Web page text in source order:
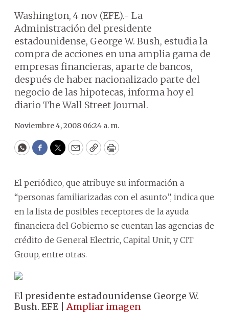
Washington, 4 nov (EFE).- La
Administración del presidente
estadounidense, George W. Bush, estudia la
compra de acciones en una amplia gama de
empresas financieras, aparte de bancos,
después de haber nacionalizado parte del
negocio de las hipotecas, informa hoy el
diario The Wall Street Journal.
Noviembre 4, 2008 06:24 a. m.
WhatsApp
Facebook
Twitter
EmailCopyPrint
El periódico, que atribuye su información a
“personas familiarizadas con el asunto”, indica que
en la lista de posibles receptores de la ayuda
financiera del Gobierno se cuentan las agencias de
crédito de General Electric, Capital Unit, y CIT
Group, entre otras.
El presidente estadounidense George W.
Bush. EFE |Ampliar imagen